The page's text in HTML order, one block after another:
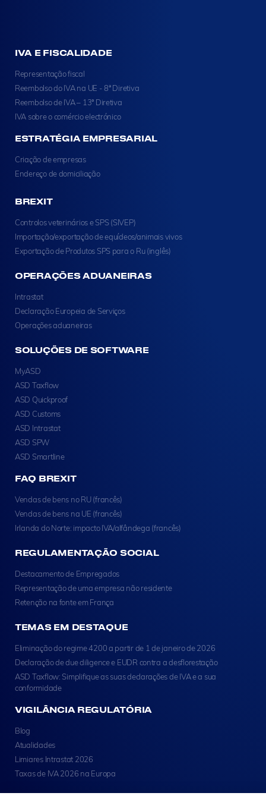
IVA E FISCALIDADE
Representação fiscal
Reembolso do IVA na UE - 8ª Diretiva
Reembolso de IVA – 13ª Diretiva
IVA sobre o comércio electrónico
ESTRATÉGIA EMPRESARIAL
Criação de empresas
Endereço de domiciliação
BREXIT
Controlos veterinários e SPS (SIVEP)
Importação/exportação de equídeos/animais vivos
Exportação de Produtos SPS para o Ru (inglês)
OPERAÇÕES ADUANEIRAS
Intrastat
Declaração Europeia de Serviços
Operações aduaneiras
SOLUÇÕES DE SOFTWARE
MyASD
ASD Taxflow
ASD Quickproof
ASD Customs
ASD Intrastat
ASD SPW
ASD Smartline
FAQ BREXIT
Vendas de bens no RU (francês)
Vendas de bens na UE (francês)
Irlanda do Norte: impacto IVA/alfândega (francês)
REGULAMENTAÇÃO SOCIAL
Destacamento de Empregados
Representação de uma empresa não residente
Retenção na fonte em França
TEMAS EM DESTAQUE
Eliminação do regime 4200 a partir de 1 de janeiro de 2026
Declaração de due diligence e EUDR contra a desflorestação
ASD Taxflow: Simplifique as suas declarações de IVA e a sua
conformidade
VIGILÂNCIA REGULATÓRIA
Blog
Atualidades
Limiares Intrastat 2026
Taxas de IVA 2026 na Europa